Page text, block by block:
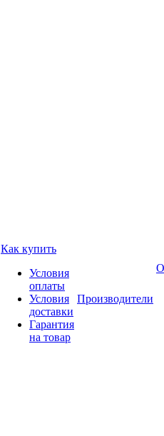
Как купить
Условия
оплаты
Условия
доставки
Гарантия
на товар
Производители